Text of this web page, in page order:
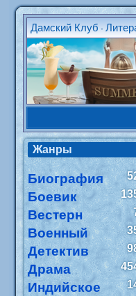
Дамский Клуб •
Жанры
Биография
Боевик
Вестерн
Военный
Детектив
Драма
Индийское